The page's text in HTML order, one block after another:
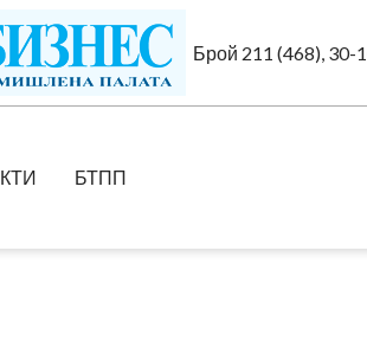
Брой 211 (468), 30-
БТПП